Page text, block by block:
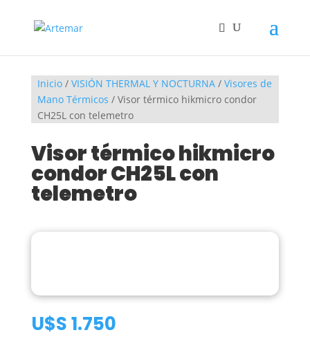
Inicio/ VISIÓN THERMAL Y NOCTURNA/ Visores de
Mano Térmicos / Visor térmico hikmicro condor
CH25L con telemetro
Visor térmico hikmicro
condor CH25L con
telemetro
U$S1.750